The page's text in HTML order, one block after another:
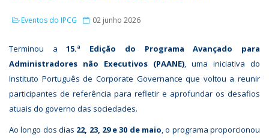
Eventos do IPCG 02 junho 2026
Terminou a15.ª Edição do Programa Avançado para
Administradores não Executivos (PAANE) , uma iniciativa do
Instituto Português de Corporate Governance que voltou a reunir
participantes de referência para refletir e aprofundar os desafios
atuais do governo das sociedades.
Ao longo dos dias 22, 23, 29 e 30 de maio , o programa proporcionou